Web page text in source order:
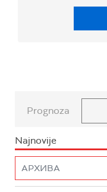
Prognoza
Najnovije